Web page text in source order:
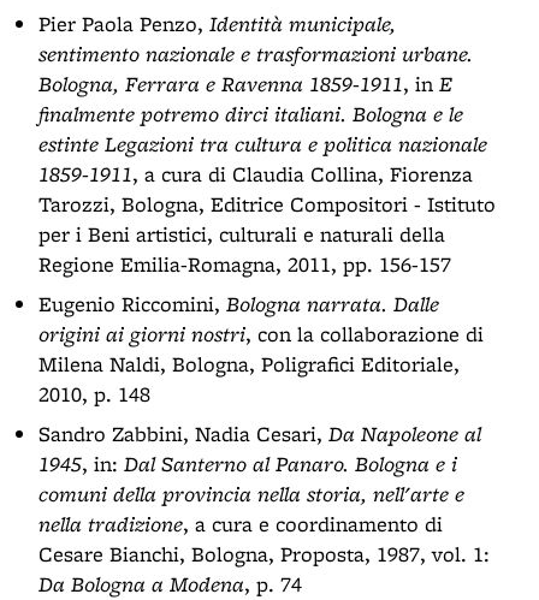
Pier Paola Penzo, Identità municipale,
sentimento nazionale e trasformazioni urbane.
Bologna, Ferrara e Ravenna 1859-1911, in E
finalmente potremo dirci italiani. Bologna e le
estinte Legazioni tra cultura e politica nazionale
1859-1911, a cura di Claudia Collina, Fiorenza
Tarozzi, Bologna, Editrice Compositori - Istituto
per i Beni artistici, culturali e naturali della
Regione Emilia-Romagna, 2011, pp. 156-157
Eugenio Riccomini, Bologna narrata. Dalle
origini ai giorni nostri, con la collaborazione di
Milena Naldi, Bologna, Poligrafici Editoriale,
2010, p. 148
Sandro Zabbini, Nadia Cesari, Da Napoleone al
1945, in: Dal Santerno al Panaro. Bologna e i
comuni della provincia nella storia, nell'arte e
nella tradizione, a cura e coordinamento di
Cesare Bianchi, Bologna, Proposta, 1987, vol. 1:
Da Bologna a Modena, p. 74